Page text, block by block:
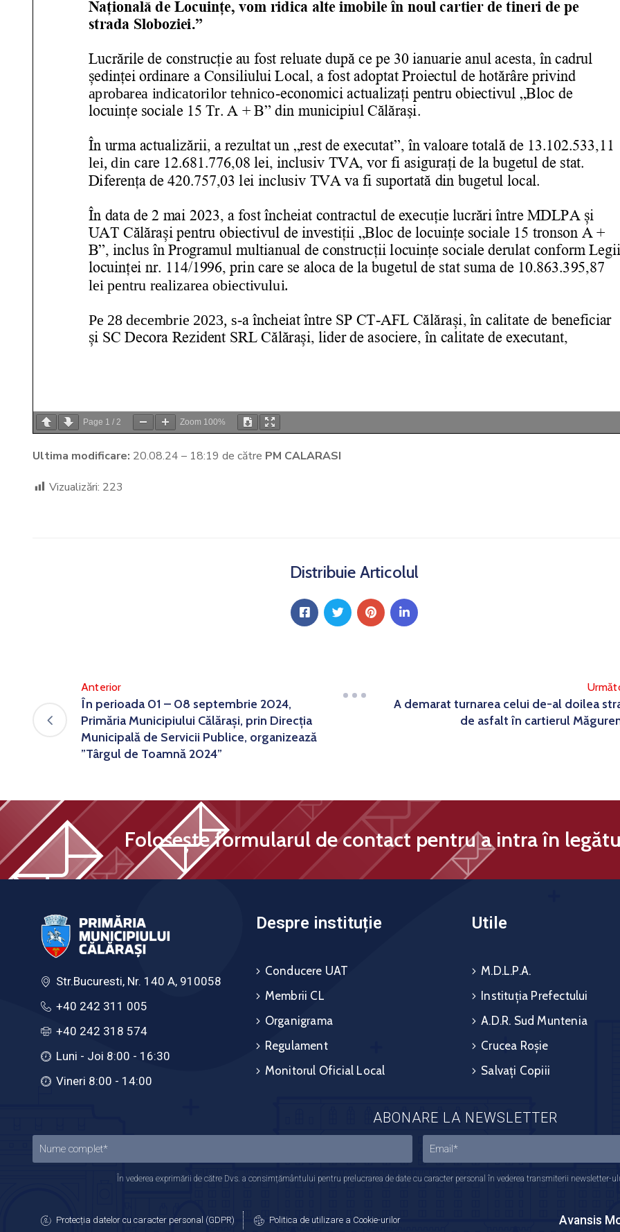
Page 1 / 2 Zoom 100%
Ultima modificare: 20.08.24 – 18:19 de către PM CALARASI
Vizualizări: 223
Distribuie Articolul
Anterior
În perioada 01 – 08 septembrie 2024,
Primăria Municipiului Călărași, prin Direcția
Municipală de Servicii Publice, organizează
”Târgul de Toamnă 2024”
A demarat turnarea celui de-al doilea
de asfalt în cartierul
Folosește formularul de contact pentru a intra în
Str.Bucuresti, Nr. 140 A, 910058
+40 242 311 005
+40 242 318 574
Luni - Joi 8:00 - 16:30
Vineri 8:00 - 14:00
Despre instituție
Conducere UAT
Membrii CL
Organigrama
Regulament
Monitorul Oficial Local
Utile
M.D.L.P.A.
Instituția Prefectului
A.D.R. Sud Muntenia
Crucea Roșie
Salvați Copiii
ABONARE LA NEWSLETTER
În vederea exprimării de către Dvs. a consimțământului pentru prelucrarea de date cu caracter personal în vederea transmiterii newsletter-
Protecția datelor cu caracter personal (GDPR) Politica de utilizare a Cookie-urilor Avansis